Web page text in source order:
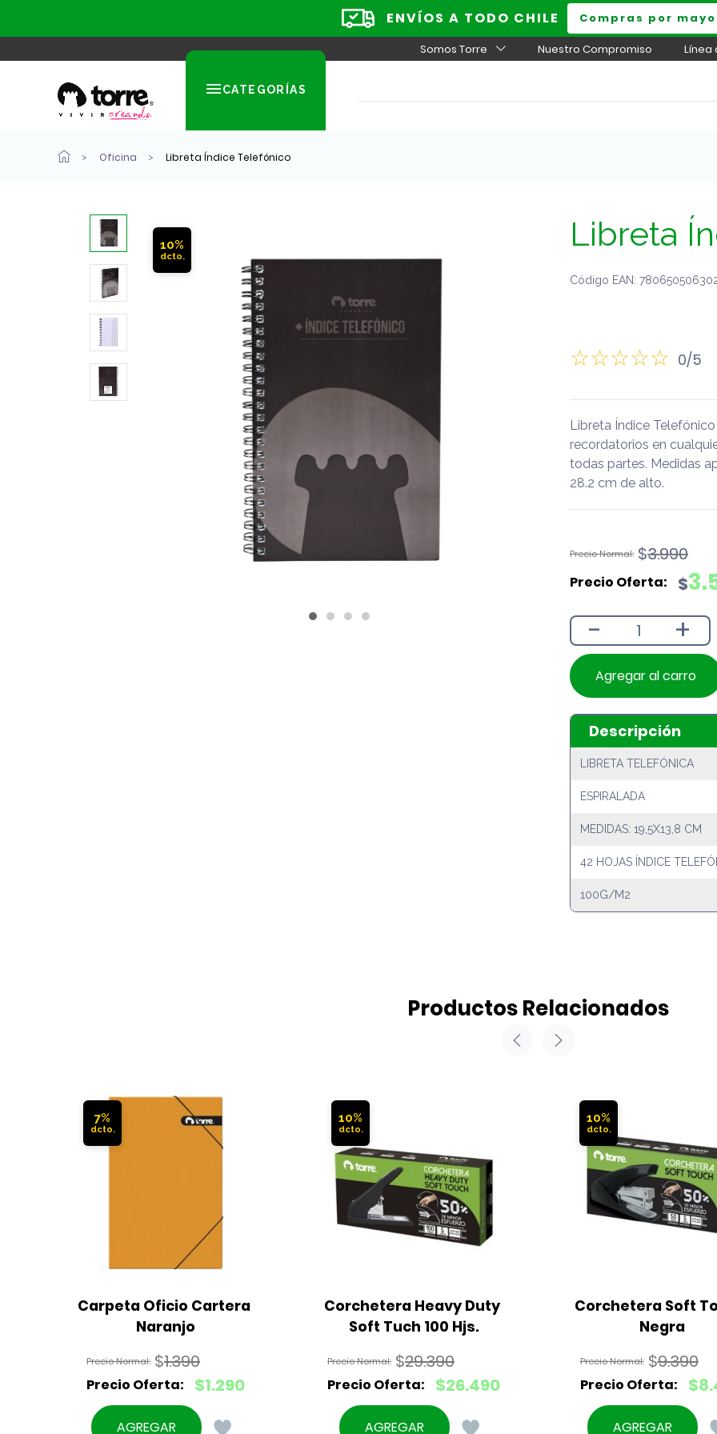
ENVÍOS A TODO CHILE Compras por
Somos Torre Nuestro Compromiso Línea
CATEGORÍAS
Oficina Libreta Índice Telefónico
10% Libreta
Código EAN:
0/5
Libreta Índice
recordatorios en
todas partes. Medidas
28.2 cm de alto.
$3.990
El
original
$3.990.
$
El
actual
$3.590.
- +
Agregar al carro
Descripción
LIBRETA TELEFÓNICA
ESPIRALADA
MEDIDAS: 19,5X13,8 CM
42 HOJAS ÍNDICE
100G/M2
Productos Relacionados
7%
Carpeta Oficio Cartera
Naranjo
$1.390
El
precio
original
$1.290
El
precio
AGREGAR
10%
Corchetera Heavy Duty
Soft Tuch 100 Hjs.
$29.390
El
precio
original
$26.490
El
precio
AGREGAR
10%
Corchetera Soft
Negra
$9.390
El
precio
original
$
El
precio
AGREGAR